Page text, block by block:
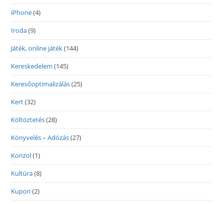
iPhone(4)
Iroda(9)
Játék, online játék(144)
Kereskedelem (145)
Keresőoptimalizálás(25)
Kert(32)
Költöztetés(28)
Könyvelés – Adózás(27)
Konzol(1)
Kultúra(8)
Kupon (2)